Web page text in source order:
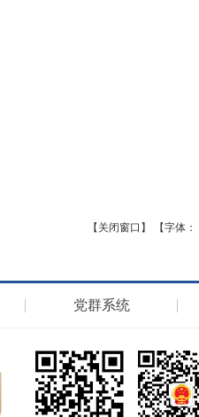
【关闭窗口】 【字体：
党群系统